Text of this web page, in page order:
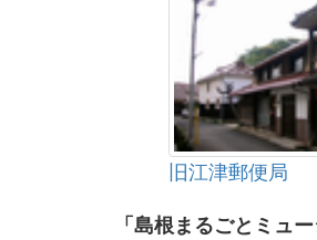
旧江津郵便局
「島根まるごとミュ